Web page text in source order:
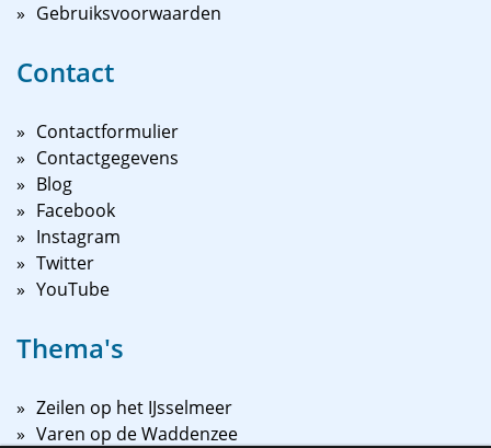
Gebruiksvoorwaarden
Contact
Contactformulier
Contactgegevens
Blog
Facebook
Instagram
Twitter
YouTube
Thema's
Zeilen op het IJsselmeer
Varen op de Waddenzee